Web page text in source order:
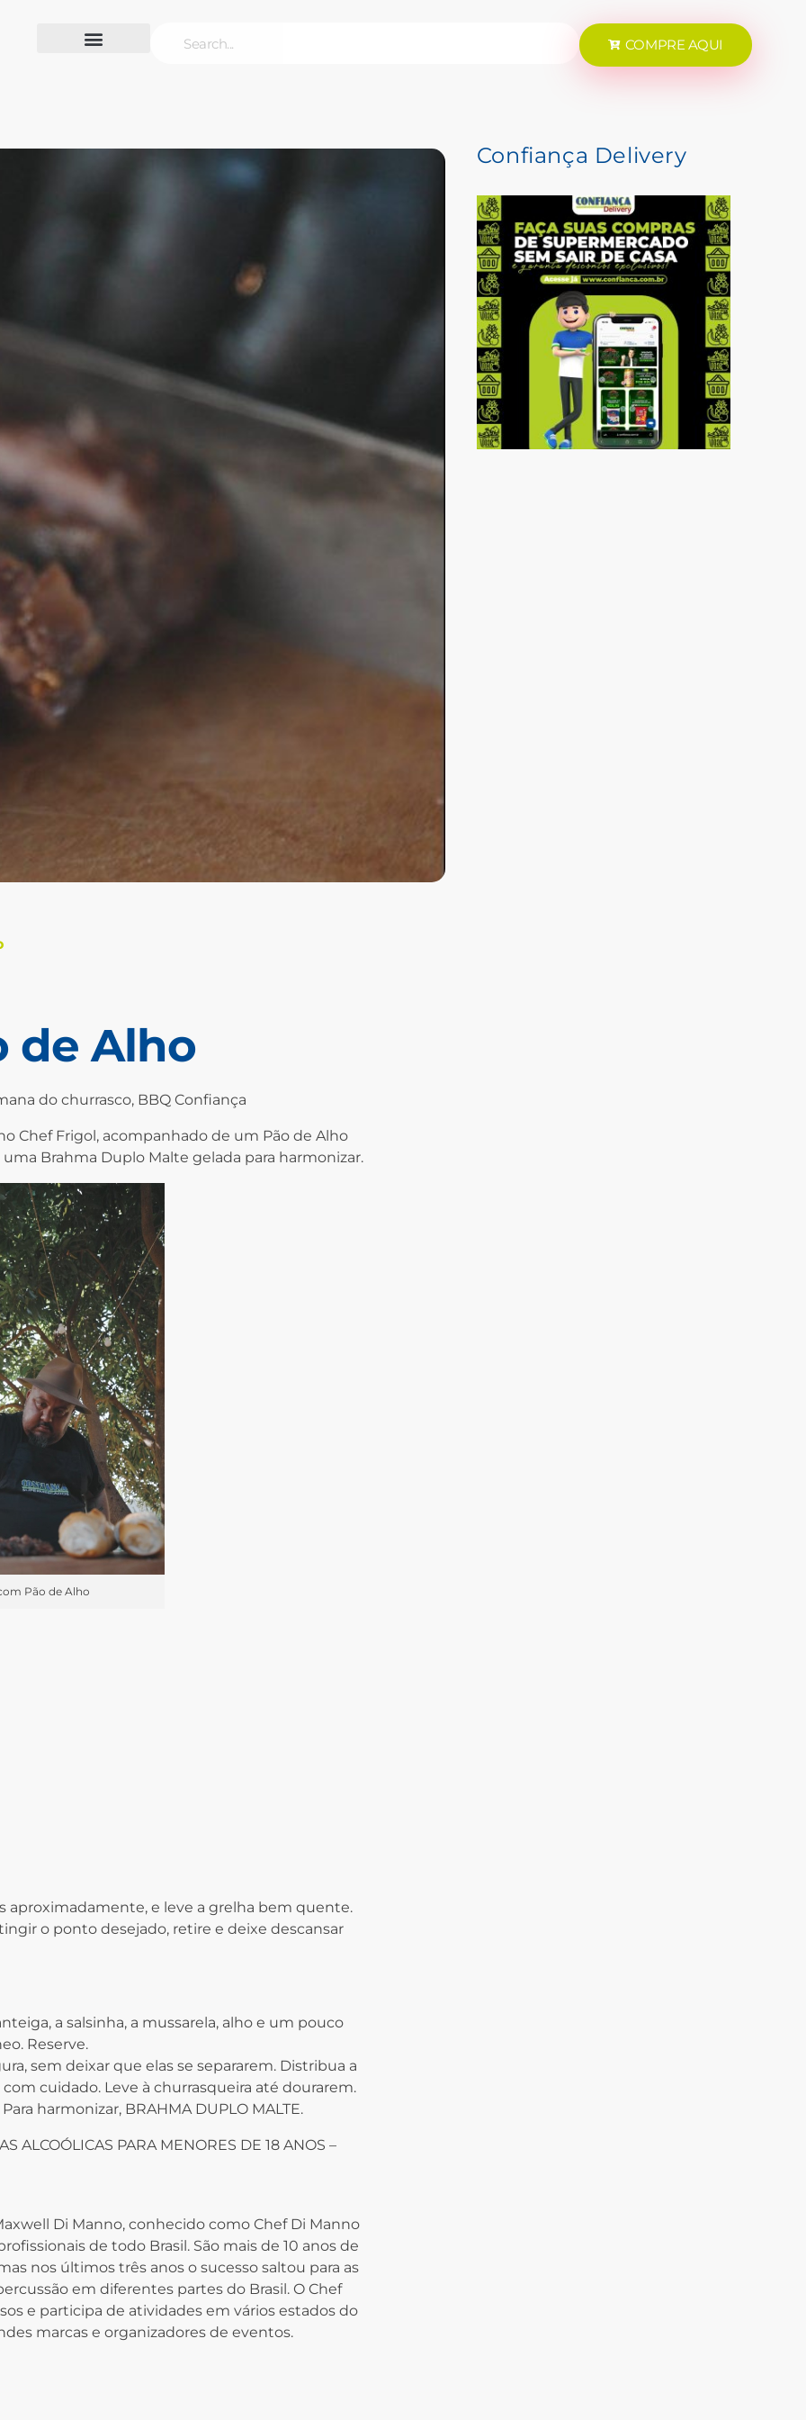
COMPRE AQUI
de Alho
do churrasco, BBQ Confiança
Chef Frigol, acompanhado de um Pão de Alho
Brahma Duplo Malte gelada para harmonizar.
Pão de Alho
aproximadamente, e leve a grelha bem quente.
o ponto desejado, retire e deixe descansar
a salsinha, a mussarela, alho e um pouco
Reserve.
sem deixar que elas se separarem. Distribua a
cuidado. Leve à churrasqueira até dourarem.
harmonizar, BRAHMA DUPLO MALTE.
ALCOÓLICAS PARA MENORES DE 18 ANOS –
Di Manno, conhecido como Chef Di Manno
de todo Brasil. São mais de 10 anos de
nos últimos três anos o sucesso saltou para as
em diferentes partes do Brasil. O Chef
e participa de atividades em vários estados do
marcas e organizadores de eventos.
Confiança Delivery